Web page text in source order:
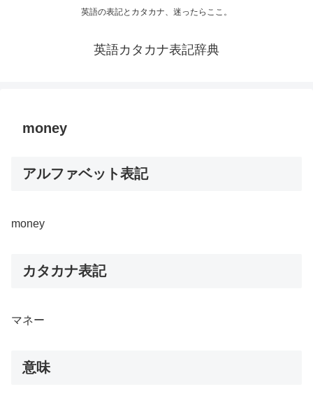
英語の表記とカタカナ、迷ったらここ。
英語カタカナ表記辞典
money
アルファベット表記
money
カタカナ表記
マネー
意味